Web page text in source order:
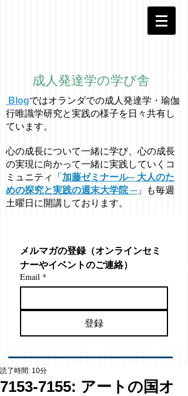
成人発達学の学び舎
Blogではオラ ンダでの成人発達学・ 瑜伽
行唯識学研究と実践の様子を日々共有し
ています。
心の成長について一緒に学び、心の成長
の実現に向かって一緒に実践していくコ
ミュニティ「 加藤ゼミナール─ 大人のた
めの探究と実践の週末大学院 ─」も毎週
土曜日に開講しております。
メルマガの登録（オンラインセミ
ナーやイベントのご連絡）
Email *
登録
7153-7155: アートの国オ
読了時間: 10分